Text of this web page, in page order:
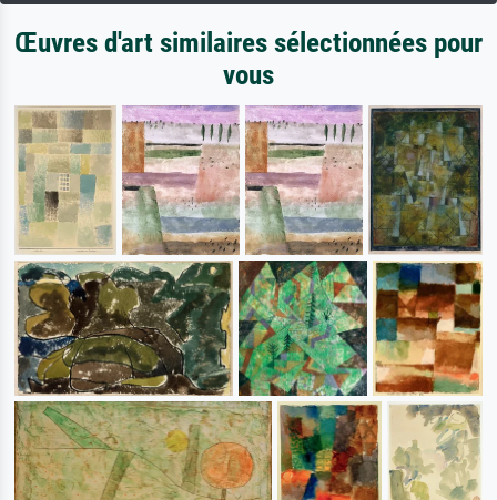
Œuvres d'art similaires sélectionnées pour
vous